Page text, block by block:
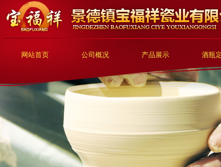
网站首页 公司概况 产品展示 酒瓶